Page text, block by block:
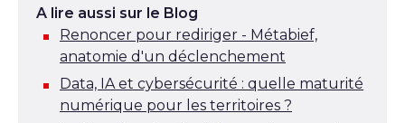
A lire aussi sur le Blog
Renoncer pour rediriger - Métabief,
anatomie d'un déclenchement
Data, IA et cybersécurité : quelle maturité
numérique pour les territoires ?